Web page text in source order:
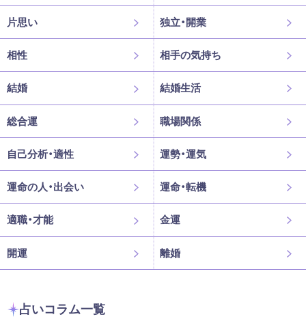
片思い 独立・開業
相性 相手の気持ち
結婚 結婚生活
総合運 職場関係
自己分析・適性 運勢・運気
運命の人・出会い 運命・転機
適職・才能 金運
開運 離婚
占いコラム一覧